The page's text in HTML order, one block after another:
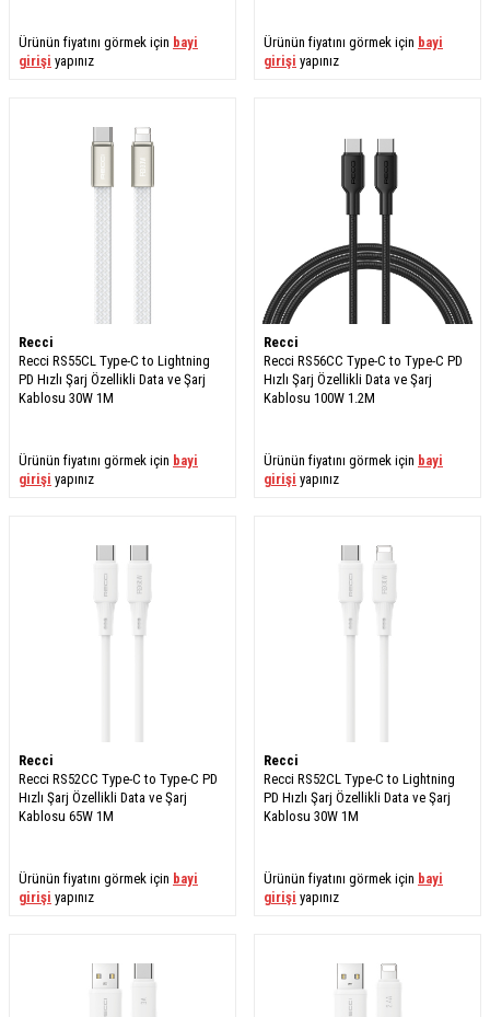
Ürünün fiyatını görmek için bayi
girişi yapınız
Ürünün fiyatını görmek için bayi
girişi yapınız
Recci
Recci RS55CL Type-C to Lightning
PD Hızlı Şarj Özellikli Data ve Şarj
Kablosu 30W 1M
Ürünün fiyatını görmek için bayi
girişi yapınız
Recci
Recci RS56CC Type-C to Type-C PD
Hızlı Şarj Özellikli Data ve Şarj
Kablosu 100W 1.2M
Ürünün fiyatını görmek için bayi
girişi yapınız
Recci
Recci RS52CC Type-C to Type-C PD
Hızlı Şarj Özellikli Data ve Şarj
Kablosu 65W 1M
Ürünün fiyatını görmek için bayi
girişi yapınız
Recci
Recci RS52CL Type-C to Lightning
PD Hızlı Şarj Özellikli Data ve Şarj
Kablosu 30W 1M
Ürünün fiyatını görmek için bayi
girişi yapınız